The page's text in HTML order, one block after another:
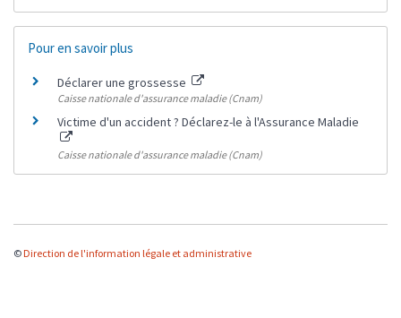
Pour en savoir plus
Déclarer une grossesse
Caisse nationale d'assurance maladie (Cnam)
Victime d'un accident ? Déclarez-le à l'Assurance Maladie
Caisse nationale d'assurance maladie (Cnam)
© Direction de l'information légale et administrative